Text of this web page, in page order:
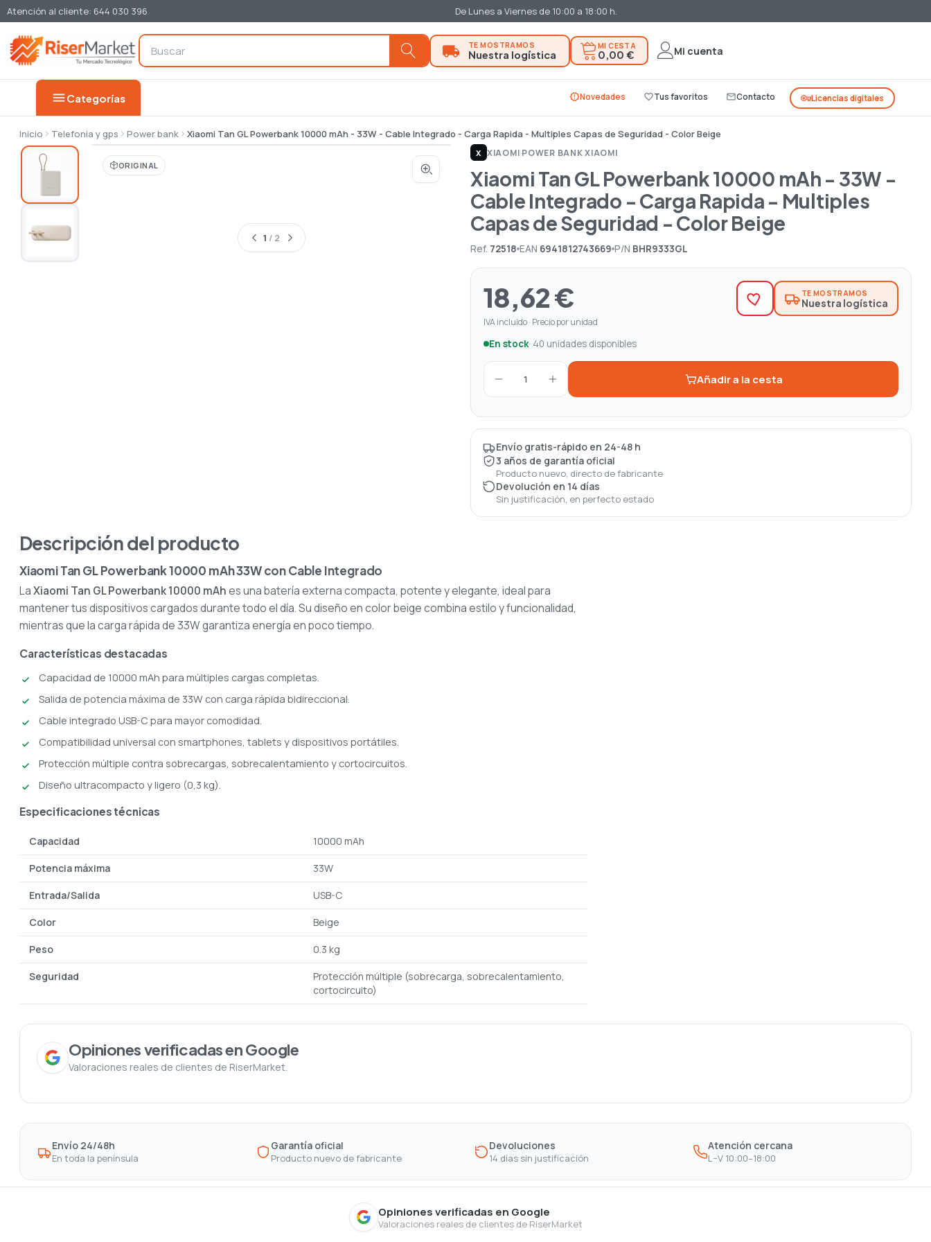
Atención al cliente: 644 030 396 De Lunes a Viernes de 10:00 a 18:00 h.
MI CESTA
0,00 € Mi cuenta
menuCategorías new_releasesNovedades favorite_borderTus favoritos mail_outlineContacto vpn_keyLicencias digitales
Inicio Telefonia y gps Power bank Xiaomi Tan GL Powerbank 10000 mAh - 33W - Cable Integrado - Carga Rapida - Multiples Capas de Seguridad - Color Beige
ORIGINAL
1 / 2
X XIAOMI|POWER BANK XIAOMI
Xiaomi Tan GL Powerbank 10000 mAh - 33W -
Cable Integrado - Carga Rapida - Multiples
Capas de Seguridad - Color Beige
Ref. 72518 EAN 6941812743669 P/N BHR9333GL
18,62 €
IVA incluido · Precio por unidad
En stock· 40 unidades disponibles
TE MOSTRAMOS
Nuestra logística
1 Añadir a la cesta
Envío gratis-rápido en 24-48 h
3 años de garantía oficial
Producto nuevo, directo de fabricante
Devolución en 14 días
Sin justificación, en perfecto estado
Descripción del producto
Xiaomi Tan GL Powerbank 10000 mAh 33W con Cable Integrado
LaXiaomi Tan GL Powerbank 10000 mAhes una batería externa compacta, potente y elegante, ideal para
mantener tus dispositivos cargados durante todo el día. Su diseño en color beige combina estilo y funcionalidad,
mientras que la carga rápida de 33W garantiza energía en poco tiempo.
Características destacadas
Capacidad de 10000 mAh para múltiples cargas completas.
Salida de potencia máxima de 33W con carga rápida bidireccional.
Cable integrado USB-C para mayor comodidad.
Compatibilidad universal con smartphones, tablets y dispositivos portátiles.
Protección múltiple contra sobrecargas, sobrecalentamiento y cortocircuitos.
Diseño ultracompacto y ligero (0,3 kg).
Especificaciones técnicas
Capacidad 10000 mAh
Potencia máxima 33W
Entrada/Salida USB-C
Color Beige
Peso 0.3 kg
Seguridad
Protección múltiple (sobrecarga, sobrecalentamiento,
cortocircuito)
Opiniones verificadas en Google
Valoraciones reales de clientes de RiserMarket.
Envío 24/48h
En toda la península
Garantía oficial
Producto nuevo de fabricante
Devoluciones
14 días sin justificación
Atención cercana
L–V 10:00–18:00
Opiniones verificadas en Google
Valoraciones reales de clientes de RiserMarket